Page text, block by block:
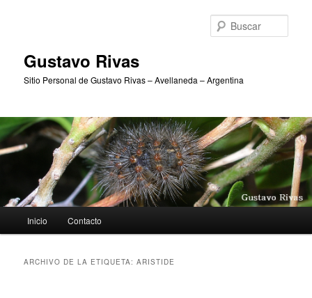
Gustavo Rivas
Sitio Personal de Gustavo Rivas – Avellaneda – Argentina
principal
Inicio Contacto
ARCHIVO DE LA ETIQUETA:ARISTIDE